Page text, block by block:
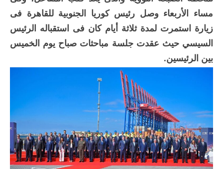
مساء الأربعاء وصل رئيس كوريا الجنوبية للقاهرة فى
زيارة استمرت لمدة ثلاثة أيام كان فى استقباله الرئيس
السيسي حيث عقدت جلسة مباحثات صباح يوم الخميس
بين الرئيسين.